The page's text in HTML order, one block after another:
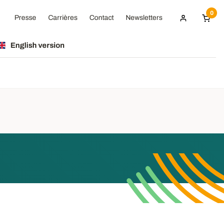
Presse Carrières Contact Newsletters
0
English version